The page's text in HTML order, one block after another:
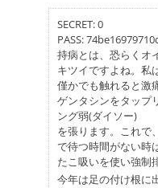
SECRET: 0
PASS:
持病とは、恐らくオ
キツイですよね。私
僅かでも触れると激
ゲンタシンをタップ
ング弱(ダイソー)
を張ります。これで
で待つ時間がない時は
たこ吸いを使い強制
今年は足の付け根に